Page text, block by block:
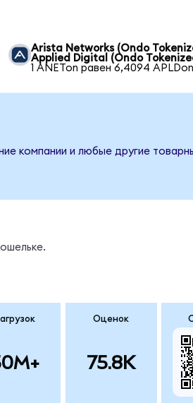
Arista Networks (Ondo
Applied Digital (Ondo
1 ANETon равен 6,4094 APLDon
компании и любые другие
Оценок
75.8K